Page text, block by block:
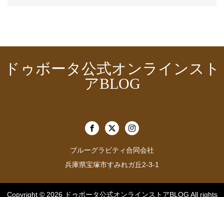
ドゥボータ公式オンラインスト
アBLOG
ブルーグラビティ合同会社
兵庫県宝塚市すみれガ丘2-3-1
Copyright © 2026 ドゥボータ公式オンラインストアBLOG All rights